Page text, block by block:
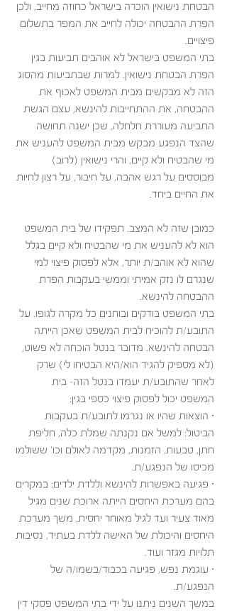
הבטחת נישואין הוכרה בישראל כחוזה מחייב, ולכן
הפרת ההבטחה יכולה לחייב את המפר בתשלום
פיצויים.
בתי המשפט בישראל לא אוהבים תביעות בגין
הפרת הבטחת נישואין. למרות שבתביעות מהסוג
הזה לא מבקשים מבית המשפט לאכוף את
ההבטחה, את ההתחייבות להינשא, עצם הגשת
התביעה מעוררת חלחלה, שכן ישנה תחושה
שהצד הנפגע מבקש מבית המשפט להעניש את
מי שהבטיח ולא קיים, והרי נישואין (לרוב)
מבוססים על רגש אהבה, על חיבור, על רצון לחיות
את החיים ביחד.
כמובן שזה לא המצב. תפקידו של בית המשפט
הוא לא להעניש את מי שהבטיח ולא קיים בגלל
שהוא לא אוהב/ת יותר, אלא לפסוק פיצוי למי
שנגרם לו נזק אמיתי וממשי בעקבות הפרת
ההבטחה להינשא.
בתי המשפט בודקים ובוחנים כל מקרה לגופו. על
התובע/ת להוכיח לבית המשפט שאכן הייתה
הבטחה להינשא. מדובר בנטל הוכחה לא פשוט,
(לא מספיק להגיד הוא/היא הבטיחו לי) שרק
לאחר שהתובע/ת יעמדו בנטל הזה- בית
המשפט יכול לפסוק פיצוי כספי בגין:
· הוצאות שהיו או נגרמו לתובע/ת בעקבות
הביטול: למשל אם נקנתה שמלת כלה, חליפת
חתן, טבעות, הזמנות, מקדמה לאולם וכו' ששולמו
מכיסו של הנפגע/ת.
· פגיעה באפשרות להינשא וללדת ילדים: במקרים
בהם מערכת היחסים הייתה ארוכת שנים מגיל
מאוד צעיר ועד לגיל מאוחר יחסית, משך מערכת
היחסים והיכולת של האישה ללדת בעתיד, נסיבות
תלויות מגזר ועוד.
· עוגמת נפש, פגיעה בכבוד/בשמו/ה של
הנפגע/ת.
במשך השנים ניתנו על ידי בתי המשפט פסקי דין